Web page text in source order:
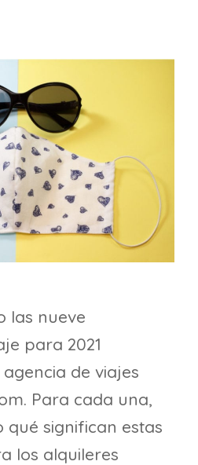
las nueve
para 2021
de viajes
Para cada una,
qué significan estas
los alquileres